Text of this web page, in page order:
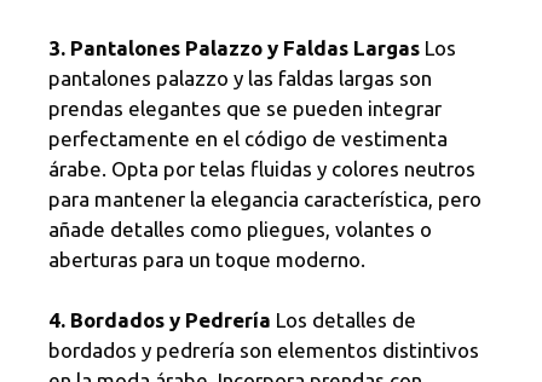
3. Pantalones Palazzo y Faldas Largas Los
pantalones palazzo y las faldas largas son
prendas elegantes que se pueden integrar
perfectamente en el código de vestimenta
árabe. Opta por telas fluidas y colores neutros
para mantener la elegancia característica, pero
añade detalles como pliegues, volantes o
aberturas para un toque moderno.
4. Bordados y Pedrería Los detalles de
bordados y pedrería son elementos distintivos